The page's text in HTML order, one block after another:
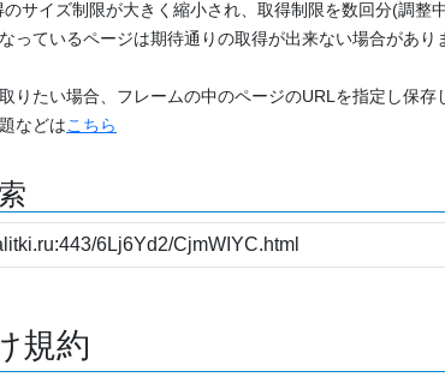
サイズ制限が大きく縮小され、取得制限を数回分(調整
っているページは期待通りの取得が出来ない場合があ
りたい場合、フレームの中のページのURLを指定し保存
などはこちら
規約